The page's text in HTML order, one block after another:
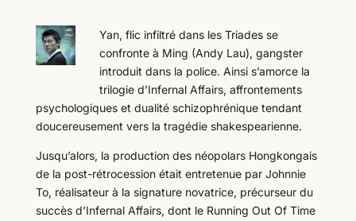
Yan, flic infiltré dans les Triades se
confronte à Ming (Andy Lau), gangster
introduit dans la police. Ainsi s’amorce la
trilogie d’Infernal Affairs, affrontements
psychologiques et dualité schizophrénique tendant
doucereusement vers la tragédie shakespearienne.
Jusqu’alors, la production des néopolars Hongkongais
de la post-rétrocession était entretenue par Johnnie
To, réalisateur à la signature novatrice, précurseur du
succès d’Infernal Affairs, dont le Running Out Of Time